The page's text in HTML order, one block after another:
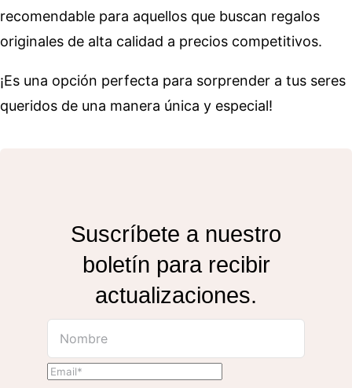
recomendable para aquellos que buscan regalos
originales de alta calidad a precios competitivos.
¡Es una opción perfecta para sorprender a tus seres
queridos de una manera única y especial!
Suscríbete a nuestro
boletín para recibir
actualizaciones.